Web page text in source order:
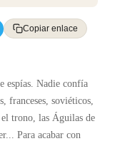
Copiar enlace
espías. Nadie confía
franceses, soviéticos,
trono, las Águilas de
Para acabar con